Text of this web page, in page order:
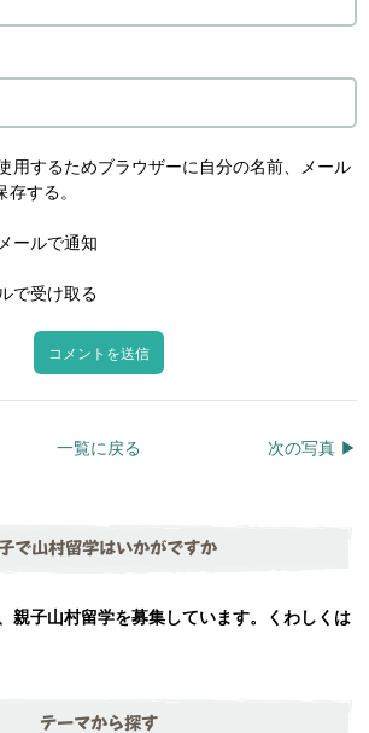
用するためブラウザーに自分の名前、メール
する。
ールで通知
で受け取る
次の写真 ▶︎
一覧に戻る
で山村留学はいかがですか
親子山村留学を募集しています。くわしくは
テーマから探す